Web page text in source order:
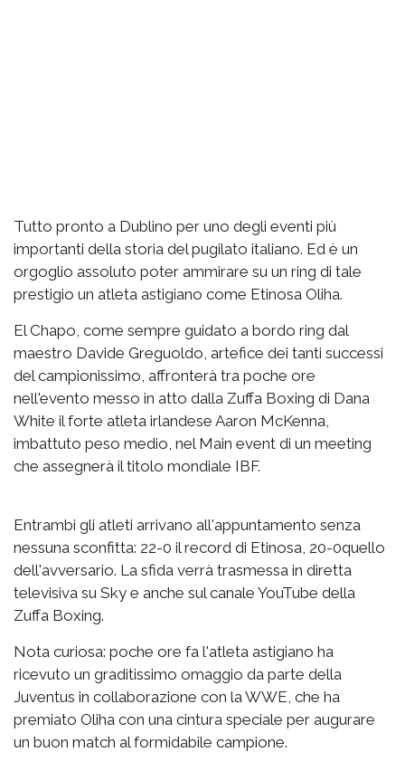
Tutto pronto a Dublino per uno degli eventi più
importanti della storia del pugilato italiano. Ed è un
orgoglio assoluto poter ammirare su un ring di tale
prestigio un atleta astigiano come Etinosa Oliha.
El Chapo, come sempre guidato a bordo ring dal
maestro Davide Greguoldo, artefice dei tanti successi
del campionissimo, affronterà tra poche ore
nell'evento messo in atto dalla Zuffa Boxing di Dana
White il forte atleta irlandese Aaron McKenna,
imbattuto peso medio, nel Main event di un meeting
che assegnerà il titolo mondiale IBF.
Entrambi gli atleti arrivano all'appuntamento senza
nessuna sconfitta: 22-0 il record di Etinosa, 20-0quello
dell'avversario. La sfida verrà trasmessa in diretta
televisiva su Sky e anche sul canale YouTube della
Zuffa Boxing.
Nota curiosa: poche ore fa l'atleta astigiano ha
ricevuto un graditissimo omaggio da parte della
Juventus in collaborazione con la WWE, che ha
premiato Oliha con una cintura speciale per augurare
un buon match al formidabile campione.